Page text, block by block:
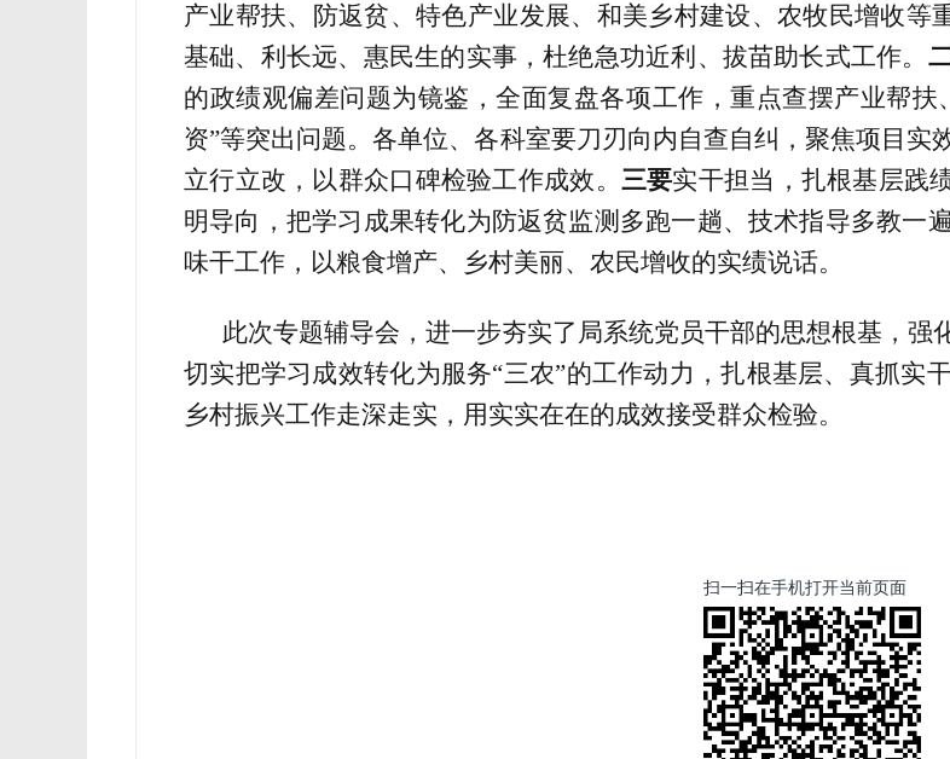
产业帮扶、防返贫、特色产业发展、和美乡村建设、农牧民增收等
基础、利长远、惠民生的实事，杜绝急功近利、拔苗助长式工作。
的政绩观偏差问题为镜鉴，全面复盘各项工作，重点查摆产业帮扶、
资”等突出问题。各单位、各科室要刀刃向内自查自纠，聚焦项目实
立行立改，以群众口碑检验工作成效。 三要实干担当，扎根基层践
明导向，把学习成果转化为防返贫监测多跑一趟、技术指导多教一
味干工作，以粮食增产、乡村美丽、农民增收的实绩说话。
此次专题辅导会，进一步夯实了局系统党员干部的思想根基，强
切实把学习成效转化为服务“三农”的工作动力，扎根基层、真抓实
乡村振兴工作走深走实，用实实在在的成效接受群众检验。
扫一扫在手机打开当前页面